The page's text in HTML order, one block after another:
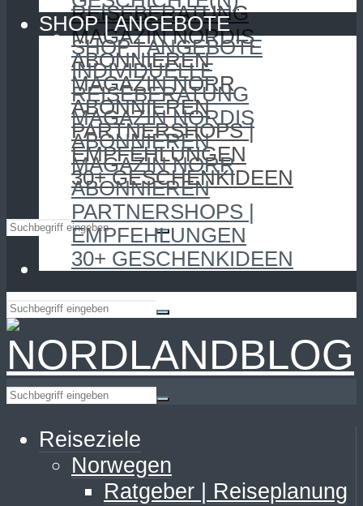
REISEBERATUNG
MAGAZIN NORDIS
ABONNIEREN
MAGAZIN NORR
ABONNIEREN
PARTNERSHOPS |
EMPFEHLUNGEN
30+ GESCHENKIDEEN
SHOP | ANGEBOTE
SHOP | ANGEBOTE
INDIVIDUELLE
REISEBERATUNG
MAGAZIN NORDIS
ABONNIEREN
MAGAZIN NORR
ABONNIEREN
PARTNERSHOPS |
EMPFEHLUNGEN
30+ GESCHENKIDEEN
Reiseziele
Norwegen
Ratgeber | Reiseplanung